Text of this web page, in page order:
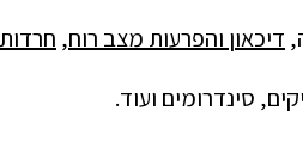
דיכאון והפרעות מצב רוח, חרדות
סינדרומים ועוד.